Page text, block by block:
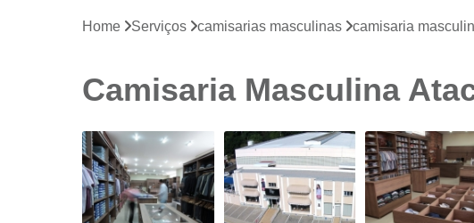
Camisas
branca
preço
Camisas
sociais
listradas
Home Serviços camisarias masculinas camisaria
Camisaria Masculina